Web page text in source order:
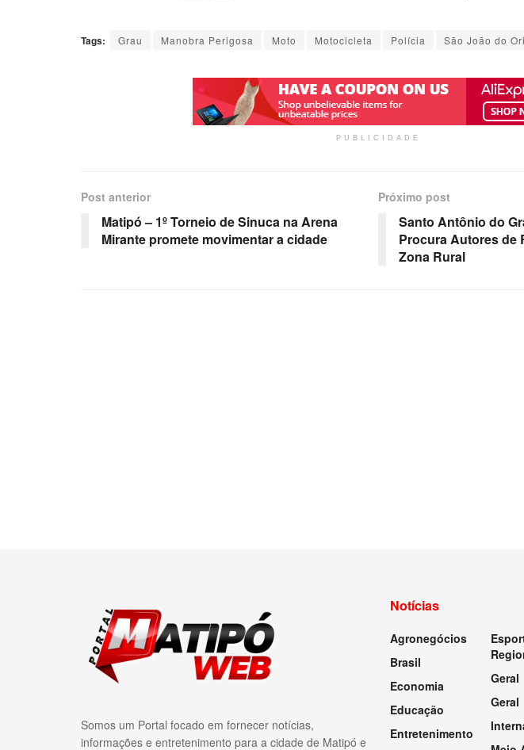
Tags: Grau Manobra Perigosa Moto Motocicleta Polícia São João do
PUBLICIDADE
Post anterior
Matipó – 1º Torneio de Sinuca na Arena
Mirante promete movimentar a cidade
Próximo post
Santo Antônio do
Procura Autores de
Zona Rural
Somos um Portal focado em fornecer notícias,
informações e entretenimento para a cidade de Matipó e
Notícias
Agronegócios
Brasil
Economia
Educação
Entretenimento
Geral
Geral